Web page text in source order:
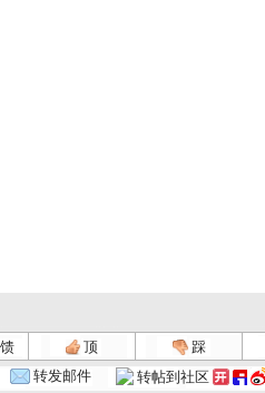
顶
踩
转发邮件 转帖到社区